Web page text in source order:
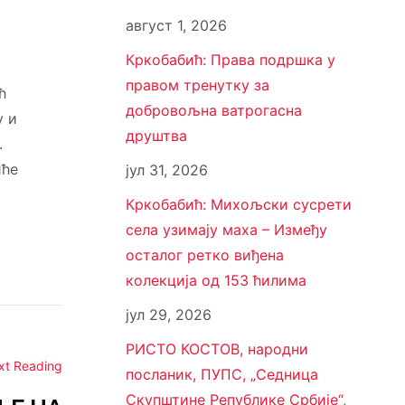
и
Reading
август 1, 2026
Кркобабић: Права подршка у
правом тренутку за
добровољна ватрогасна
друштва
јул 31, 2026
Кркобабић: Михољски сусрети
села узимају маха – Између
осталог ретко виђена
колекција од 153 ћилима
јул 29, 2026
РИСТО КОСТОВ, народни
посланик, ПУПС, „Седница
Скупштине Републике Србије“,